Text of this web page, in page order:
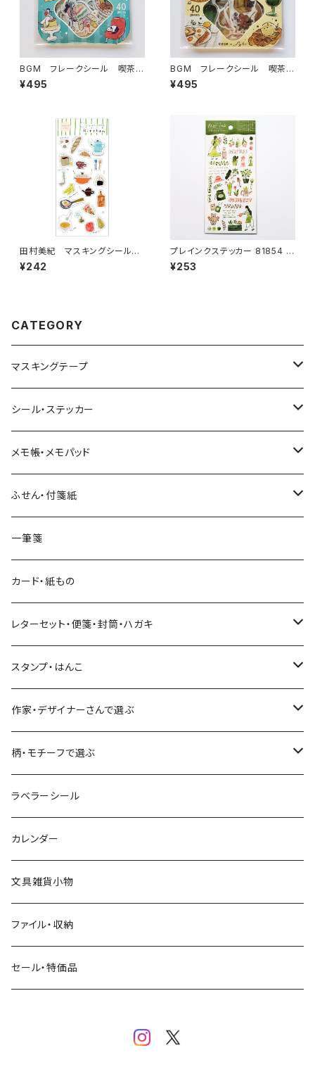
BGM フレークシール 喫茶ア
ラモード・ファンシーレトロ グ
リーン
¥495
BGM フレークシール 喫茶ア
ラモード・ひとやすみ甘時間 イ
エロー
¥495
田村美紀 マスキングシールス
テッカー237 kitchen
¥242
プレインクステッカー 81854 植
物をそだてる グリーン
¥253
CATEGORY
マスキングテープ
ヨハク
和紙
透明クリア
Hutte paper works （プロペラスタジオ）
ネクタイ
透明クリアテープ
柄・モチーフで選ぶ（マステ）
いちご・ストロベリー
フルーツ・野菜
ミモザ
お花・フラワー・グリーン・植物
マインドウェイブ
水縞
大枝活版室
星燈社
ミナペルホネン
BGM
eric
SAIEN
田村美紀
パピアプラッツ（作家もの）
シール・ステッカー
フレークシール
パピアプラッツ（作家もの）
ヨハク
ステッカーシール
マインドウェイブ
田村美紀
立体シール
メモ帳・メモパッド
ヨハク
HUTTE PAPER WORKS
表現社（作家もの）
星燈社
古川紙工
大枝活版室
ふせん・付箋紙
ヨハク
HUTTE PAPER WORKS
古川紙工
表現社（作家もの）
ロール付箋
一筆箋
カード・紙もの
レターセット・便箋・封筒・ハガキ
古川紙工
表現社（作家もの）
スタンプ・はんこ
Hutte paper works
ヨハク
作家・デザイナーさんで選ぶ
ネクタイ
Hutte paper works
ヨハク
eric
浅野みどり
西淑
柄・モチーフで選ぶ
フルーツ
食べ物・フード・スイーツ
パン・ブレッド
カフェ
コーヒー・飲み物・クリームソーダ
ラベラーシール
カレンダー
文具雑貨小物
ファイル・収納
セール・特価品